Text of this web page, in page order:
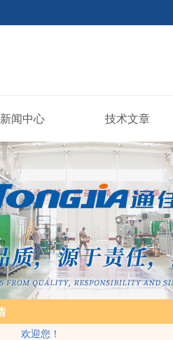
欢迎您！
新闻中心 技术文章